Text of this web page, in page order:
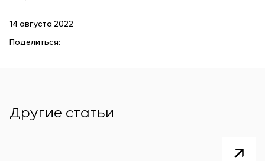
14 августа 2022
Поделиться:
Другие статьи